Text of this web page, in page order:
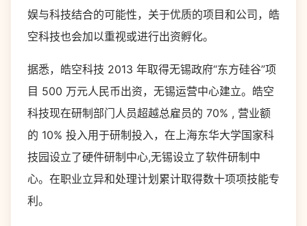
娱与科技结合的可能性，关于优质的项目和公司，皓
空科技也会加以重视或进行出资孵化。
据悉，皓空科技 2013 年取得无锡政府“东方硅谷”项
目 500 万元人民币出资，无锡运营中心建立。皓空
科技现在研制部门人员超越总雇员的 70% , 营业额
的 10% 投入用于研制投入，在上海东华大学国家科
技园设立了硬件研制中心,无锡设立了软件研制中
心。在职业立异和处理计划累计取得数十项项技能专
利。